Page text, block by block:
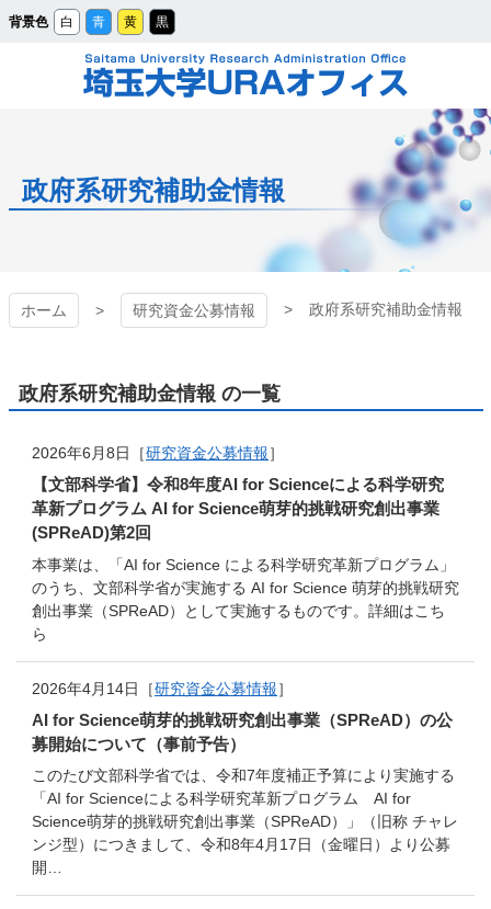
メ
イ
背景色 白 青 黄 黒
ス
政府系研究補助金情報
ホーム 研究資金公募情報 政府系研究補助金情報
政府系研究補助金情報 の一覧
2026年6月8日［研究資金公募情報］
【文部科学省】令和8年度AI for Scienceによる科学研究
革新プログラム AI for Science萌芽的挑戦研究創出事業
(SPReAD)第2回
本事業は、「AI for Science による科学研究革新プログラム」
のうち、文部科学省が実施する AI for Science 萌芽的挑戦研究
創出事業（SPReAD）として実施するものです。詳細はこち
ら
2026年4月14日［研究資金公募情報］
AI for Science萌芽的挑戦研究創出事業（SPReAD）の公
募開始について（事前予告）
このたび文部科学省では、令和7年度補正予算により実施する
「AI for Scienceによる科学研究⾰新プログラム AI for
Science萌芽的挑戦研究創出事業（SPReAD）」（旧称 チャレ
ンジ型）につきまして、令和8年4月17日（金曜日）より公募
開…